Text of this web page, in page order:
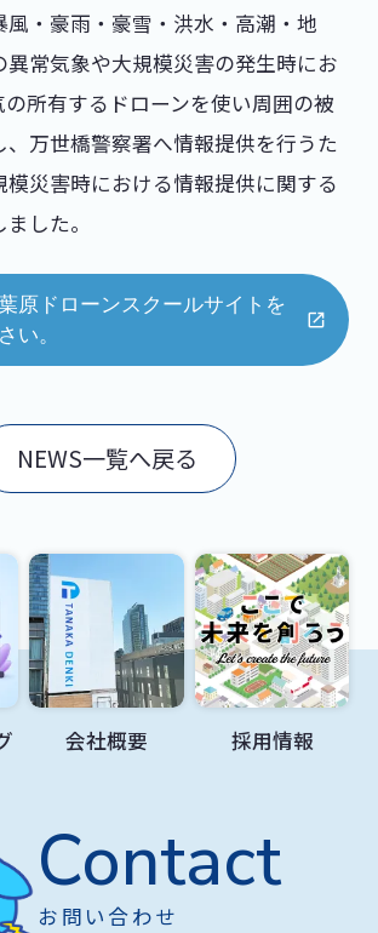
・豪雨・豪雪・洪水・高潮・地
異常気象や大規模災害の発生時にお
の所有するドローンを使い周囲の被
、万世橋警察署へ情報提供を行うた
模災害時における情報提供に関する
した。
原ドローンスクールサイトを
い。
NEWS一覧へ戻る
会社概要 採用情報
Contact
お問い合わせ